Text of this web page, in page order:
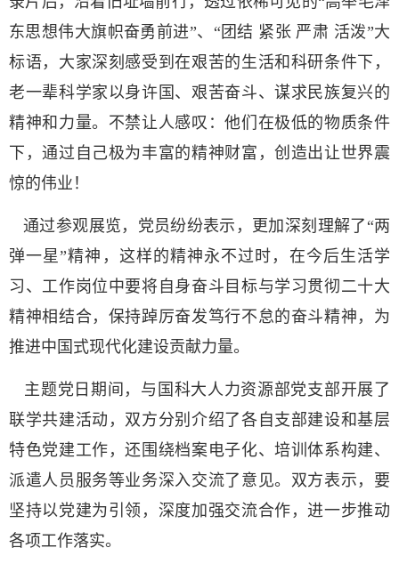
东思想伟大旗帜奋勇前进”、“团结 紧张 严肃 活泼”大
标语，大家深刻感受到在艰苦的生活和科研条件下，
老一辈科学家以身许国、艰苦奋斗、谋求民族复兴的
精神和力量。不禁让人感叹：他们在极低的物质条件
下，通过自己极为丰富的精神财富，创造出让世界震
惊的伟业！
通过参观展览，党员纷纷表示，更加深刻理解了“两
弹一星”精神，这样的精神永不过时，在今后生活学
习、工作岗位中要将自身奋斗目标与学习贯彻二十大
精神相结合，保持踔厉奋发笃行不怠的奋斗精神，为
推进中国式现代化建设贡献力量。
主题党日期间，与国科大人力资源部党支部开展了
联学共建活动，双方分别介绍了各自支部建设和基层
特色党建工作，还 围绕档案电子化、培训体系构建、
派遣人员服务等业务深入交流了意见。双方表示，要
坚持以党建为引领，深度加强交流合作，进一步推动
各项工作落实。